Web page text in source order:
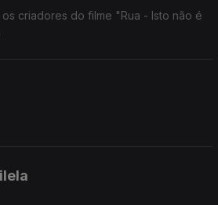
criadores do filme "Rua - Isto não é